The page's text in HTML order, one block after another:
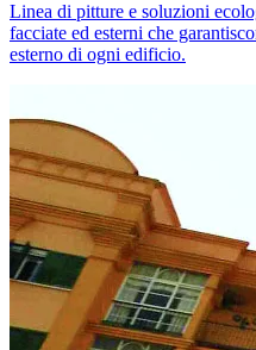
Linea di pitture e soluzioni
facciate ed esterni che
esterno di ogni edificio.